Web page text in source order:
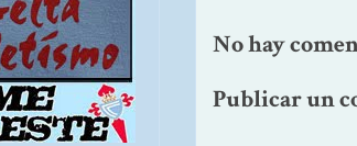
No hay
Publicar un